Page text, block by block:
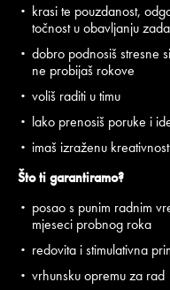
krasi te pouzdanost,
točnost u obavljanju
dobro podnosiš stresne
ne probijaš rokove
voliš raditi u timu
lako prenosiš poruke i
imaš izraženu
Što ti garantiramo?
posao s punim radnim
mjeseci probnog roka
redovita i stimulativna
vrhunsku opremu za rad